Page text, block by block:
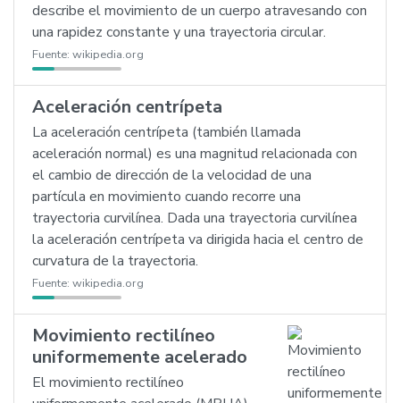
describe el movimiento de un cuerpo atravesando con
una rapidez constante y una trayectoria circular.
Fuente: wikipedia.org
Aceleración centrípeta
La aceleración centrípeta (también llamada
aceleración normal) es una magnitud relacionada con
el cambio de dirección de la velocidad de una
partícula en movimiento cuando recorre una
trayectoria curvilínea. Dada una trayectoria curvilínea
la aceleración centrípeta va dirigida hacia el centro de
curvatura de la trayectoria.
Fuente: wikipedia.org
Movimiento rectilíneo
uniformemente acelerado
El movimiento rectilíneo